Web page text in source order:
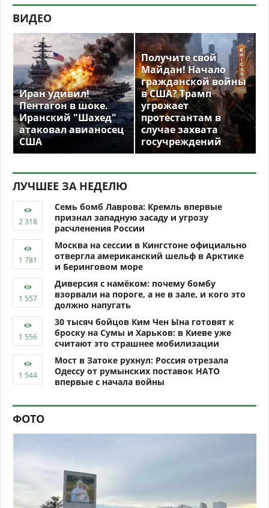
ВИДЕО
Иран удивил!
Пентагон в шоке.
Иранский "Шахед"
атаковал авианосец
США
Получите свой
Майдан! Начало
гражданской войны
в США? Трамп
угрожает
протестантам в
случае захвата
госучреждений
ЛУЧШЕЕ ЗА НЕДЕЛЮ
Семь бомб Лаврова: Кремль впервые
признал западную засаду и угрозу
расчленения России
Москва на сессии в Кингстоне официально
отвергла американский шельф в Арктике
и Беринговом море
Диверсия с намёком: почему бомбу
взорвали на пороге, а не в зале, и кого это
должно напугать
30 тысяч бойцов Ким Чен Ына готовят к
броску на Сумы и Харьков: в Киеве уже
считают это страшнее мобилизации
Мост в Затоке рухнул: Россия отрезала
Одессу от румынских поставок НАТО
впервые с начала войны
ФОТО